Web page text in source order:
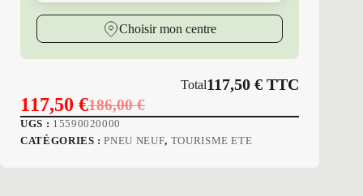
SUMMER
Choisir mon centre
Total117,50€ TTC
186,00€
Le
prix
117,50 €
Le
prix
UGS : 15590020000
CATÉGORIES :PNEU NEUF, TOURISME ETE